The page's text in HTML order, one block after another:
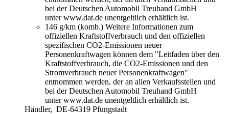
bei der Deutschen Automobil Treuhand GmbH
unter www.dat.de unentgeltlich erhältlich ist.
146 g/km (komb.) Weitere Informationen zum
offiziellen Kraftstoffverbrauch und den offiziellen
spezifischen CO2-Emissionen neuer
Personenkraftwagen können dem "Leitfaden über den
Kraftstoffverbrauch, die CO2-Emissionen und den
Stromverbrauch neuer Personenkraftwagen"
entnommen werden, der an allen Verkaufsstellen und
bei der Deutschen Automobil Treuhand GmbH
unter www.dat.de unentgeltlich erhältlich ist.
Händler, DE-64319 Pfungstadt